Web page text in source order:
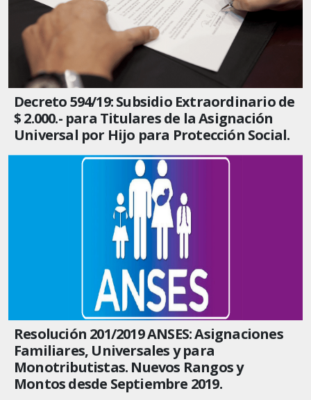
Decreto 594/19: Subsidio Extraordinario de
$ 2.000.- para Titulares de la Asignación
Universal por Hijo para Protección Social.
Resolución 201/2019 ANSES: Asignaciones
Familiares, Universales y para
Monotributistas. Nuevos Rangos y
Montos desde Septiembre 2019.